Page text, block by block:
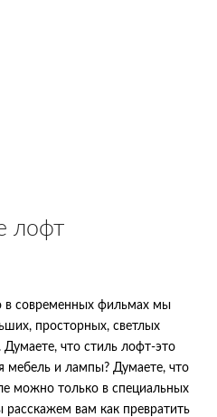
лофт
в современных фильмах мы
просторных, светлых
что стиль лофт-это
мебель и лампы? Думаете, что
можно только в специальных
вам как превратить